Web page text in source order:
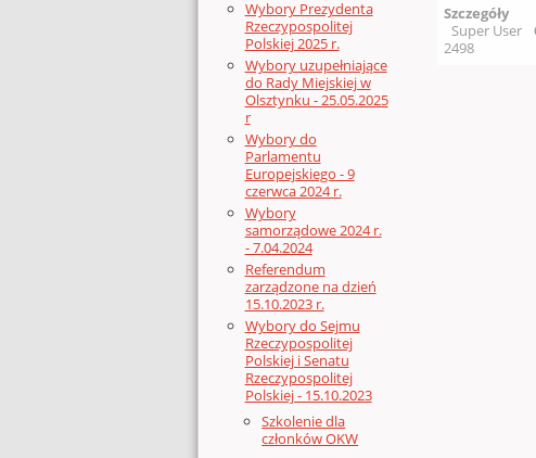
Wybory Prezydenta
Rzeczypospolitej
Polskiej 2025 r.
Wybory uzupełniające
do Rady Miejskiej w
Olsztynku - 25.05.2025
r
Wybory do
Parlamentu
Europejskiego - 9
czerwca 2024 r.
Wybory
samorządowe 2024 r.
- 7.04.2024
Referendum
zarządzone na dzień
15.10.2023 r.
Wybory do Sejmu
Rzeczypospolitej
Polskiej i Senatu
Rzeczypospolitej
Polskiej - 15.10.2023
Szkolenie dla
członków OKW
Szczegóły
Super User
2498